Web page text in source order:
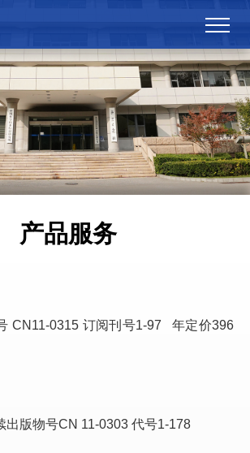
产品服务
CN11-0315 订阅刊号1-97 年定价396
出版物号CN 11-0303 代号1-178